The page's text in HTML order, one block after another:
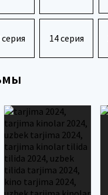
серия 14 серия